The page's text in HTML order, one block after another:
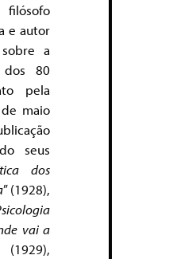
filósofo
e autor
a
dos 80
pela
maio
seus
dos
” (1928),
vai a